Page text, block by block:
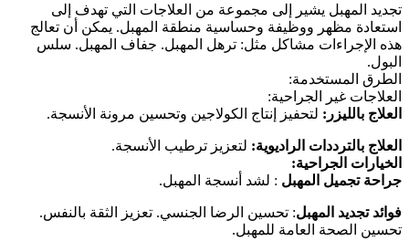
تجديد المهبل يشير إلى مجموعة من العلاجات التي تهدف إلى
استعادة مظهر ووظيفة وحساسية منطقة المهبل. يمكن أن تعالج
هذه الإجراءات مشاكل مثل: ترهل المهبل. جفاف المهبل. سلس
البول.
الطرق المستخدمة:
العلاجات غير الجراحية:
العلاج بالليزر: لتحفيز إنتاج الكولاجين وتحسين مرونة الأنسجة.
العلاج بالترددات الراديوية: لتعزيز ترطيب الأنسجة.
الخيارات الجراحية:
جراحة تجميل المهبل : لشد أنسجة المهبل.
فوائد تجديد المهبل: تحسين الرضا الجنسي. تعزيز الثقة بالنفس.
تحسين الصحة العامة للمهبل.